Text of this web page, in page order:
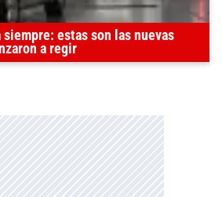
siempre: estas son las nuevas
a regir